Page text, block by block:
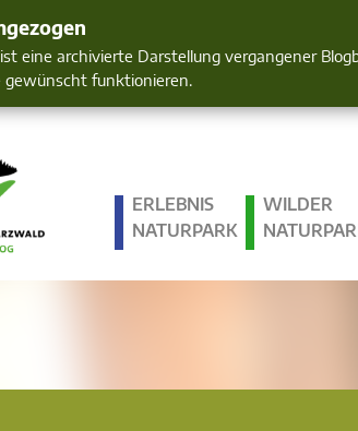
eine archivierte Darstellung vergangener
funktionieren.
Mensch und
ERLEBNIS
NATURPARK
WILDER